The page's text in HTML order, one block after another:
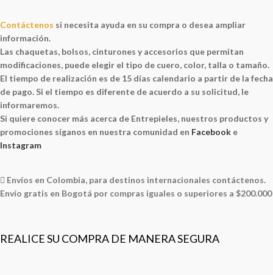
Contáctenos si necesita ayuda en su compra o desea ampliar
información.
Las chaquetas, bolsos, cinturones y accesorios que permitan
modificaciones, puede elegir el tipo de cuero, color, talla o tamaño.
El tiempo de realización es de 15 días calendario a partir de la fecha
de pago. Si el tiempo es diferente de acuerdo a su solicitud, le
informaremos.
Si quiere conocer más acerca de Entrepieles, nuestros productos y
promociones síganos en nuestra comunidad en Facebook e
Instagram
Envíos en Colombia, para destinos internacionales contáctenos.
Envío gratis en Bogotá por compras iguales o superiores a $200.000
REALICE SU COMPRA DE MANERA SEGURA